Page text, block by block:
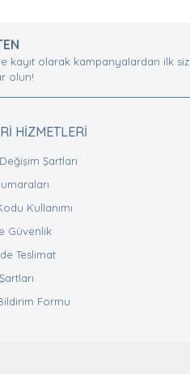
kayıt olarak kampanyalardan ilk siz
olun!
HİZMETLERİ
Şartları
Kullanımı
Güvenlik
Teslimat
Formu